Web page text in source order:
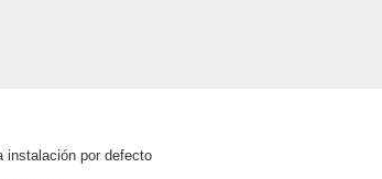
instalación por defecto